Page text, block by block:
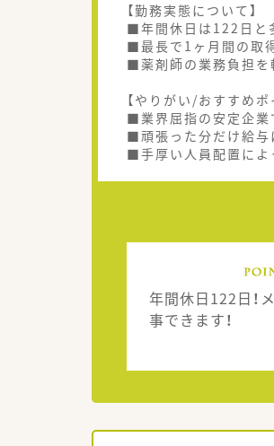
【勤務実態について】
■年間休日は122日と
■最長で1ヶ月間の取
■薬剤師の業務負担を
【やりがい/おすすめポ
■業界屈指の安定企業
■頑張った分だけ給与
■手厚い人員配置によ
年間休日122日！
事できます！